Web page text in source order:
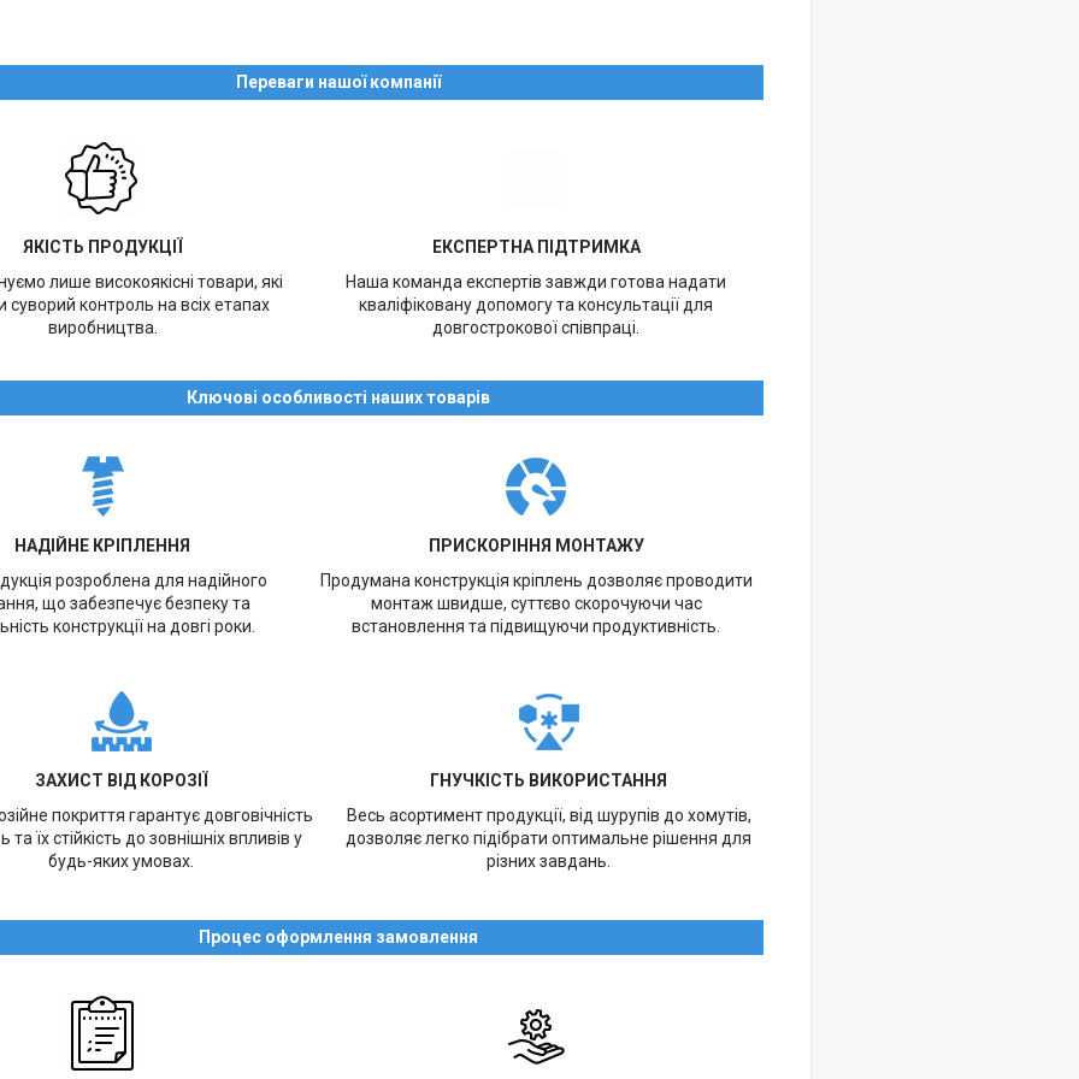
Переваги нашої компанії
ЯКІСТЬ ПРОДУКЦІЇ
ЕКСПЕРТНА ПІДТРИМКА
лише високоякісні товари, які
контроль на всіх етапах
виробництва.
Наша команда експертів завжди готова надати
кваліфіковану допомогу та консультації для
довгострокової співпраці.
Ключові особливості наших товарів
НАДІЙНЕ КРІПЛЕННЯ
ПРИСКОРІННЯ МОНТАЖУ
розроблена для надійного
що забезпечує безпеку та
конструкції на довгі роки.
Продумана конструкція кріплень дозволяє проводити
монтаж швидше, суттєво скорочуючи час
встановлення та підвищуючи продуктивність.
ЗАХИСТ ВІД КОРОЗІЇ
ГНУЧКІСТЬ ВИКОРИСТАННЯ
покриття гарантує довговічність
та їх стійкість до зовнішніх впливів у
будь-яких умовах.
Весь асортимент продукції, від шурупів до хомутів,
дозволяє легко підібрати оптимальне рішення для
різних завдань.
Процес оформлення замовлення